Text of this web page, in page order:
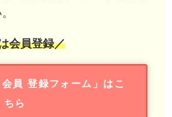
会員登録／
会員 登録フォーム」はこ
ちら